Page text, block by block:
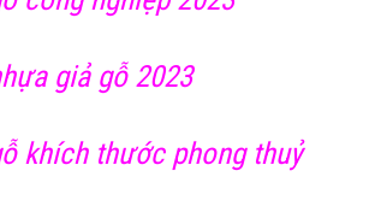
giả gỗ 2023
khích thước phong thuỷ